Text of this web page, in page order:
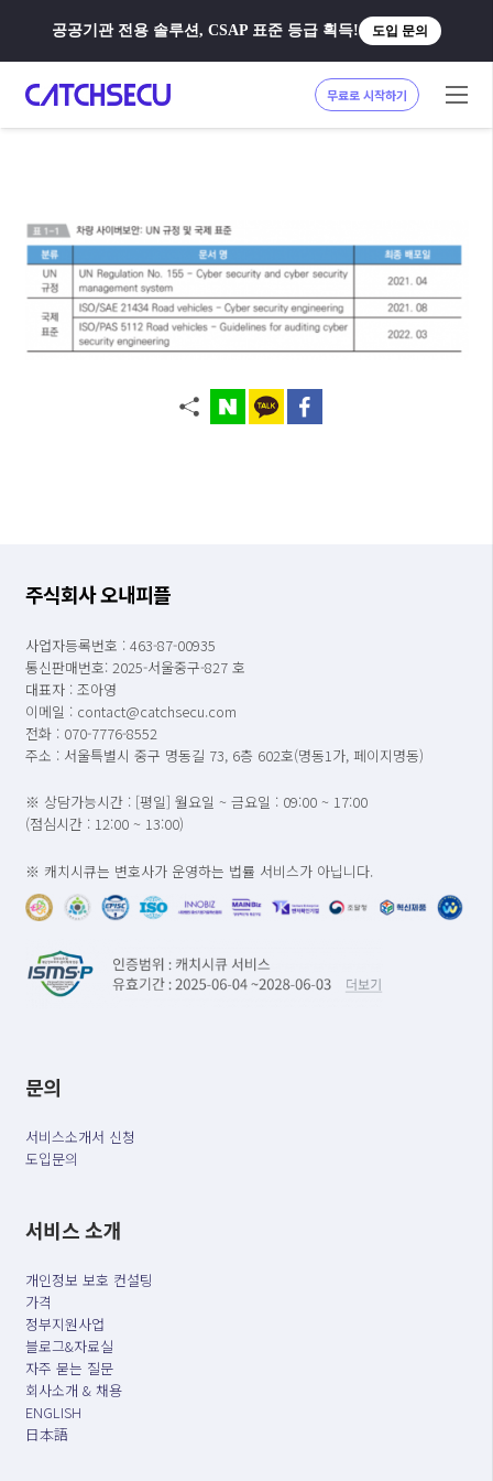
공공기관 전용 솔루션, CSAP 표준 등급 획득! 도입 문의
무료로 시작하기
주식회사 오내피플
사업자등록번호 : 463-87-00935
통신판매번호: 2025-서울중구-827 호
대표자 : 조아영
이메일 : contact@catchsecu.com
전화 : 070-7776-8552
주소 : 서울특별시 중구 명동길 73, 6층 602호(명동1가, 페이지명동)
※ 상담가능시간 : [평일] 월요일 ~ 금요일 : 09:00 ~ 17:00
(점심시간 : 12:00 ~ 13:00)
※ 캐치시큐는 변호사가 운영하는 법률 서비스가 아닙니다.
문의
서비스소개서 신청
도입문의
서비스 소개
개인정보 보호 컨설팅
가격
정부지원사업
블로그&자료실
자주 묻는 질문
회사소개 & 채용
ENGLISH
日本語